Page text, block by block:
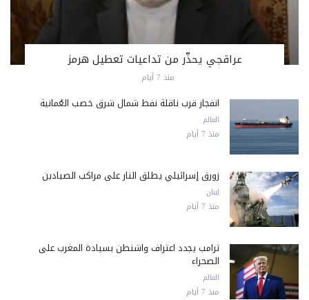
عراقجي يحذّر من تداعيات تعطيل هرمز
منذ 7 أيام
انفجار قرب ناقلة نفط شمال شرق خصب العُمانية
العالم
منذ 7 أيام
زورق إسرائيلي يطلق النار على مراكب الصيادين
لبنان
منذ 7 أيام
ترامب يجدد اعتراف واشنطن بسيادة المغرب على
الصحراء
العالم
منذ 7 أيام